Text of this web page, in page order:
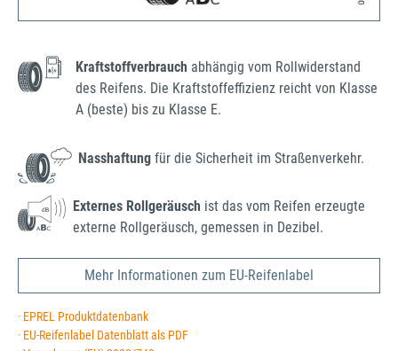
Kraftstoffverbrauch abhängig vom Rollwiderstand
des Reifens. Die Kraftstoffeffizienz reicht von Klasse
A (beste) bis zu Klasse E.
Nasshaftung für die Sicherheit im Straßenverkehr.
Externes Rollgeräusch ist das vom Reifen erzeugte
externe Rollgeräusch, gemessen in Dezibel.
Mehr Informationen zum EU-Reifenlabel
· EPREL Produktdatenbank
· EU-Reifenlabel Datenblatt als PDF